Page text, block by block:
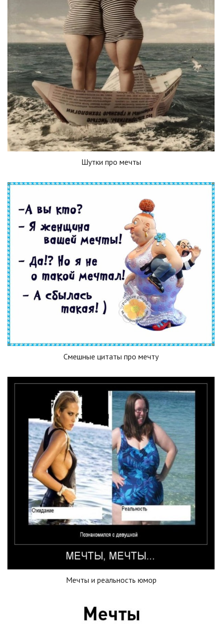
Шутки про мечты
Смешные цитаты про мечту
Мечты и реальность юмор